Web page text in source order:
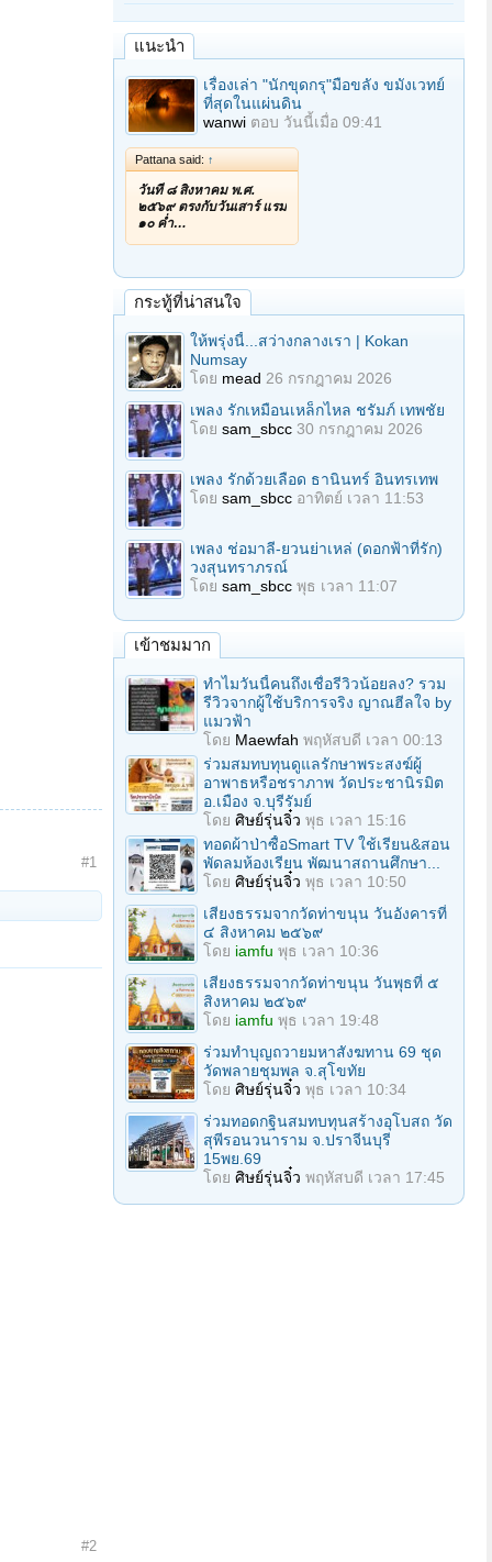
#1
#2
แนะนำ
เรื่องเล่า "นักขุดกรุ"มือขลัง ขมังเวทย์
ที่สุดในแผ่นดิน
wanwi ตอบ วันนี้เมื่อ 09:41
Pattana said: ↑
วันที่ ๘ สิงหาคม พ.ศ.
๒๕๖๙ ตรงกับวันเสาร์ แรม
๑๐ ค่ำ…
กระทู้ที่น่าสนใจ
ให้พรุ่งนี้...สว่างกลางเรา | Kokan
Numsay
โดย mead 26 กรกฎาคม 2026
เพลง รักเหมือนเหล็กไหล ชรัมภ์ เทพชัย
โดย sam_sbcc 30 กรกฎาคม 2026
เพลง รักด้วยเลือด ธานินทร์ อินทรเทพ
โดย sam_sbcc อาทิตย์ เวลา 11:53
เพลง ช่อมาลี-ยวนย่าเหล่ (ดอกฟ้าที่รัก)
วงสุนทราภรณ์
โดย sam_sbcc พุธ เวลา 11:07
เข้าชมมาก
ทำไมวันนี้คนถึงเชื่อรีวิวน้อยลง? รวม
รีวิวจากผู้ใช้บริการจริง ญาณฮีลใจ by
แมวฟ้า
โดย Maewfah พฤหัสบดี เวลา 00:13
ร่วมสมทบทุนดูแลรักษาพระสงฆ์ผู้
อาพาธหรือชราภาพ วัดประชานิรมิต
อ.เมือง จ.บุรีรัมย์
โดย ศิษย์รุ่นจิ๋ว พุธ เวลา 15:16
ทอดผ้าป่าซื้อSmart TV ใช้เรียน&สอน
พัดลมห้องเรียน พัฒนาสถานศึกษา...
โดย ศิษย์รุ่นจิ๋ว พุธ เวลา 10:50
เสียงธรรมจากวัดท่าขนุน วันอังคารที่
๔ สิงหาคม ๒๕๖๙
โดย iamfu พุธ เวลา 10:36
เสียงธรรมจากวัดท่าขนุน วันพุธที่ ๕
สิงหาคม ๒๕๖๙
โดย iamfu พุธ เวลา 19:48
ร่วมทําบุญถวายมหาสังฆทาน 69 ชุด
วัดพลายชุมพล จ.สุโขทัย
โดย ศิษย์รุ่นจิ๋ว พุธ เวลา 10:34
ร่วมทอดกฐินสมทบทุนสร้างอุโบสถ วัด
สุพีรอนวนาราม จ.ปราจีนบุรี
15พย.69
โดย ศิษย์รุ่นจิ๋ว พฤหัสบดี เวลา 17:45